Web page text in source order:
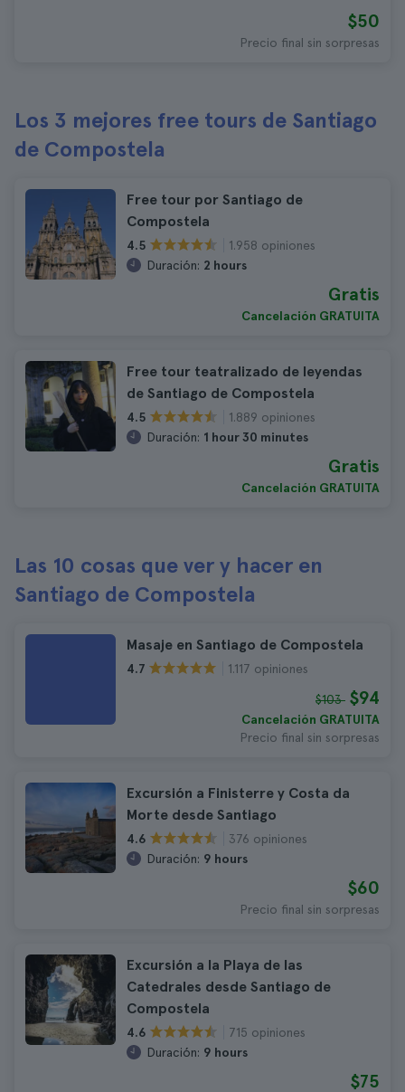
$50
Precio final sin sorpresas
Los 3 mejores free tours de Santiago
de Compostela
Free tour por Santiago de
Compostela
4.5
1.958 opiniones
Duración: 2 hours
Gratis
Cancelación GRATUITA
Free tour teatralizado de leyendas
de Santiago de Compostela
4.5
1.889 opiniones
Duración: 1 hour 30 minutes
Gratis
Cancelación GRATUITA
Las 10 cosas que ver y hacer en
Santiago de Compostela
Masaje en Santiago de Compostela
4.7 1.117 opiniones
$103 $94
Cancelación GRATUITA
Precio final sin sorpresas
Excursión a Finisterre y Costa da
Morte desde Santiago
4.6
376 opiniones
Duración: 9 hours
$60
Precio final sin sorpresas
Excursión a la Playa de las
Catedrales desde Santiago de
Compostela
4.6
715 opiniones
Duración: 9 hours
$75